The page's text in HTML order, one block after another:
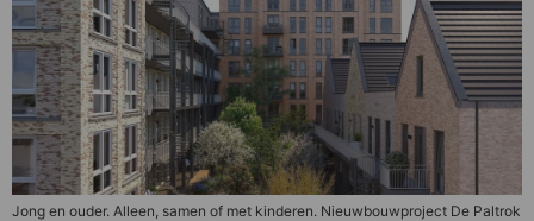
Jong en ouder. Alleen, samen of met kinderen. Nieuwbouwproject De Paltrok